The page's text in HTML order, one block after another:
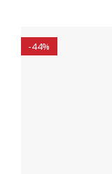
-44%